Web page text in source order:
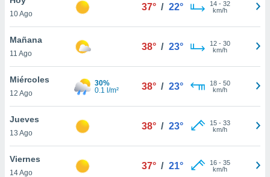
en
más
nuestra
de
10 Ago
37° / 22° 14- 32
km/h
Mañana
11 Ago
38° / 23° 12- 30
km/h
Miércoles
12 Ago
30%
0.1 l/m²
38° / 23° 18- 50
km/h
Jueves
13 Ago
38° / 23° 15- 33
km/h
Viernes
14 Ago
37° / 21° 16- 35
km/h